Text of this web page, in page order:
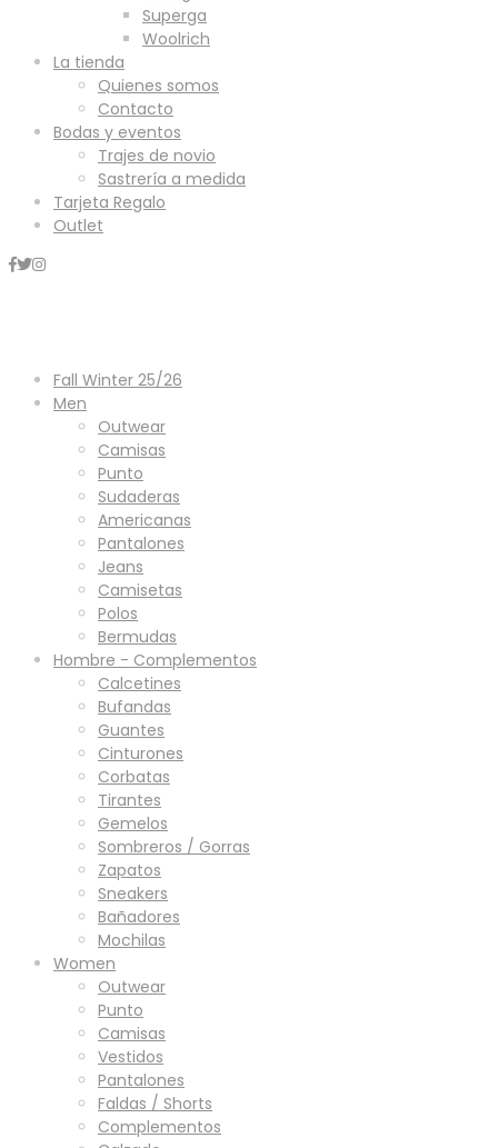
Superga
Woolrich
La tienda
Quienes somos
Contacto
Bodas y eventos
Trajes de novio
Sastrería a medida
Tarjeta Regalo
Outlet
Fall Winter 25/26
Men
Outwear
Camisas
Punto
Sudaderas
Americanas
Pantalones
Jeans
Camisetas
Polos
Bermudas
Hombre - Complementos
Calcetines
Bufandas
Guantes
Cinturones
Corbatas
Tirantes
Gemelos
Sombreros / Gorras
Zapatos
Sneakers
Bañadores
Mochilas
Women
Outwear
Punto
Camisas
Vestidos
Pantalones
Faldas / Shorts
Complementos